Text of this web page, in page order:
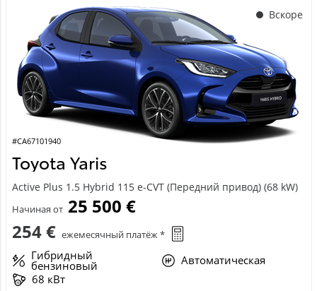
Вскоре
#CA67101940
Toyota Yaris
Active Plus 1.5 Hybrid 115 e-CVT (Передний привод) (68 kW)
Начиная от 25 500 €
254 € ежемесячный платёж *
Гибридный
бензиновый
Автоматическая
68 кВт